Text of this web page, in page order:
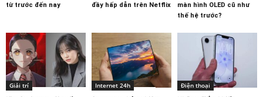
từ trước đến nay
đầy hấp dẫn trên Netflix
màn hình OLED cũ như
thế hệ trước?
Giải trí Internet 24h Điện thoại